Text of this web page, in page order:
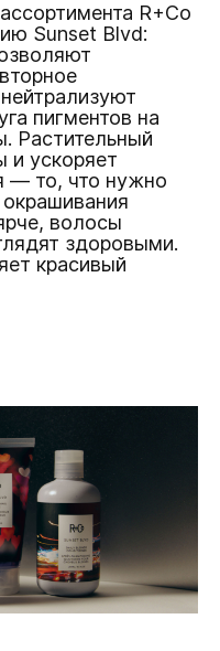
R+Co
Sunset Blvd:
пигментов на
Растительный
и ускоряет
— то, что нужно
волосы
здоровыми.
красивый